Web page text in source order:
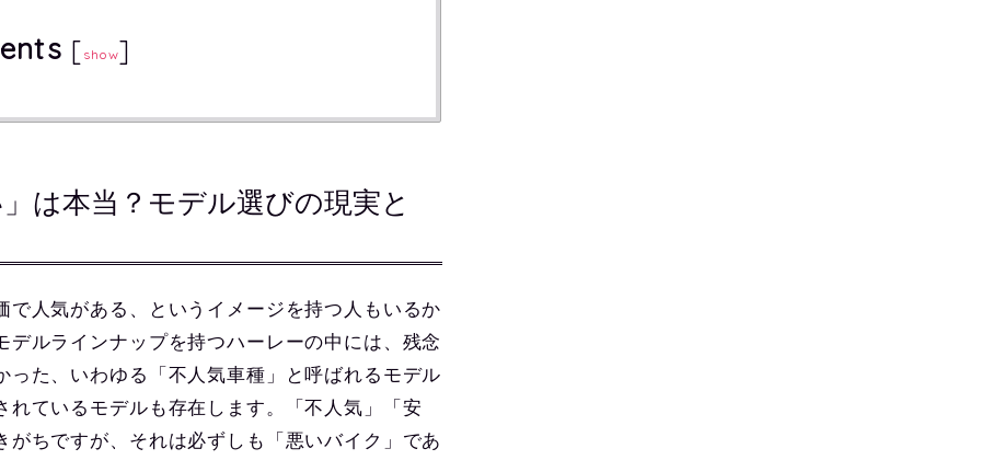
[ show]
は本当？モデル選びの現実と
人気がある、というイメージを持つ人もいるか
ルラインナップを持つハーレーの中には、残念
た、いわゆる「不人気車種」と呼ばれるモデル
ているモデルも存在します。「不人気」「安
ちですが、それは必ずしも「悪いバイク」であ